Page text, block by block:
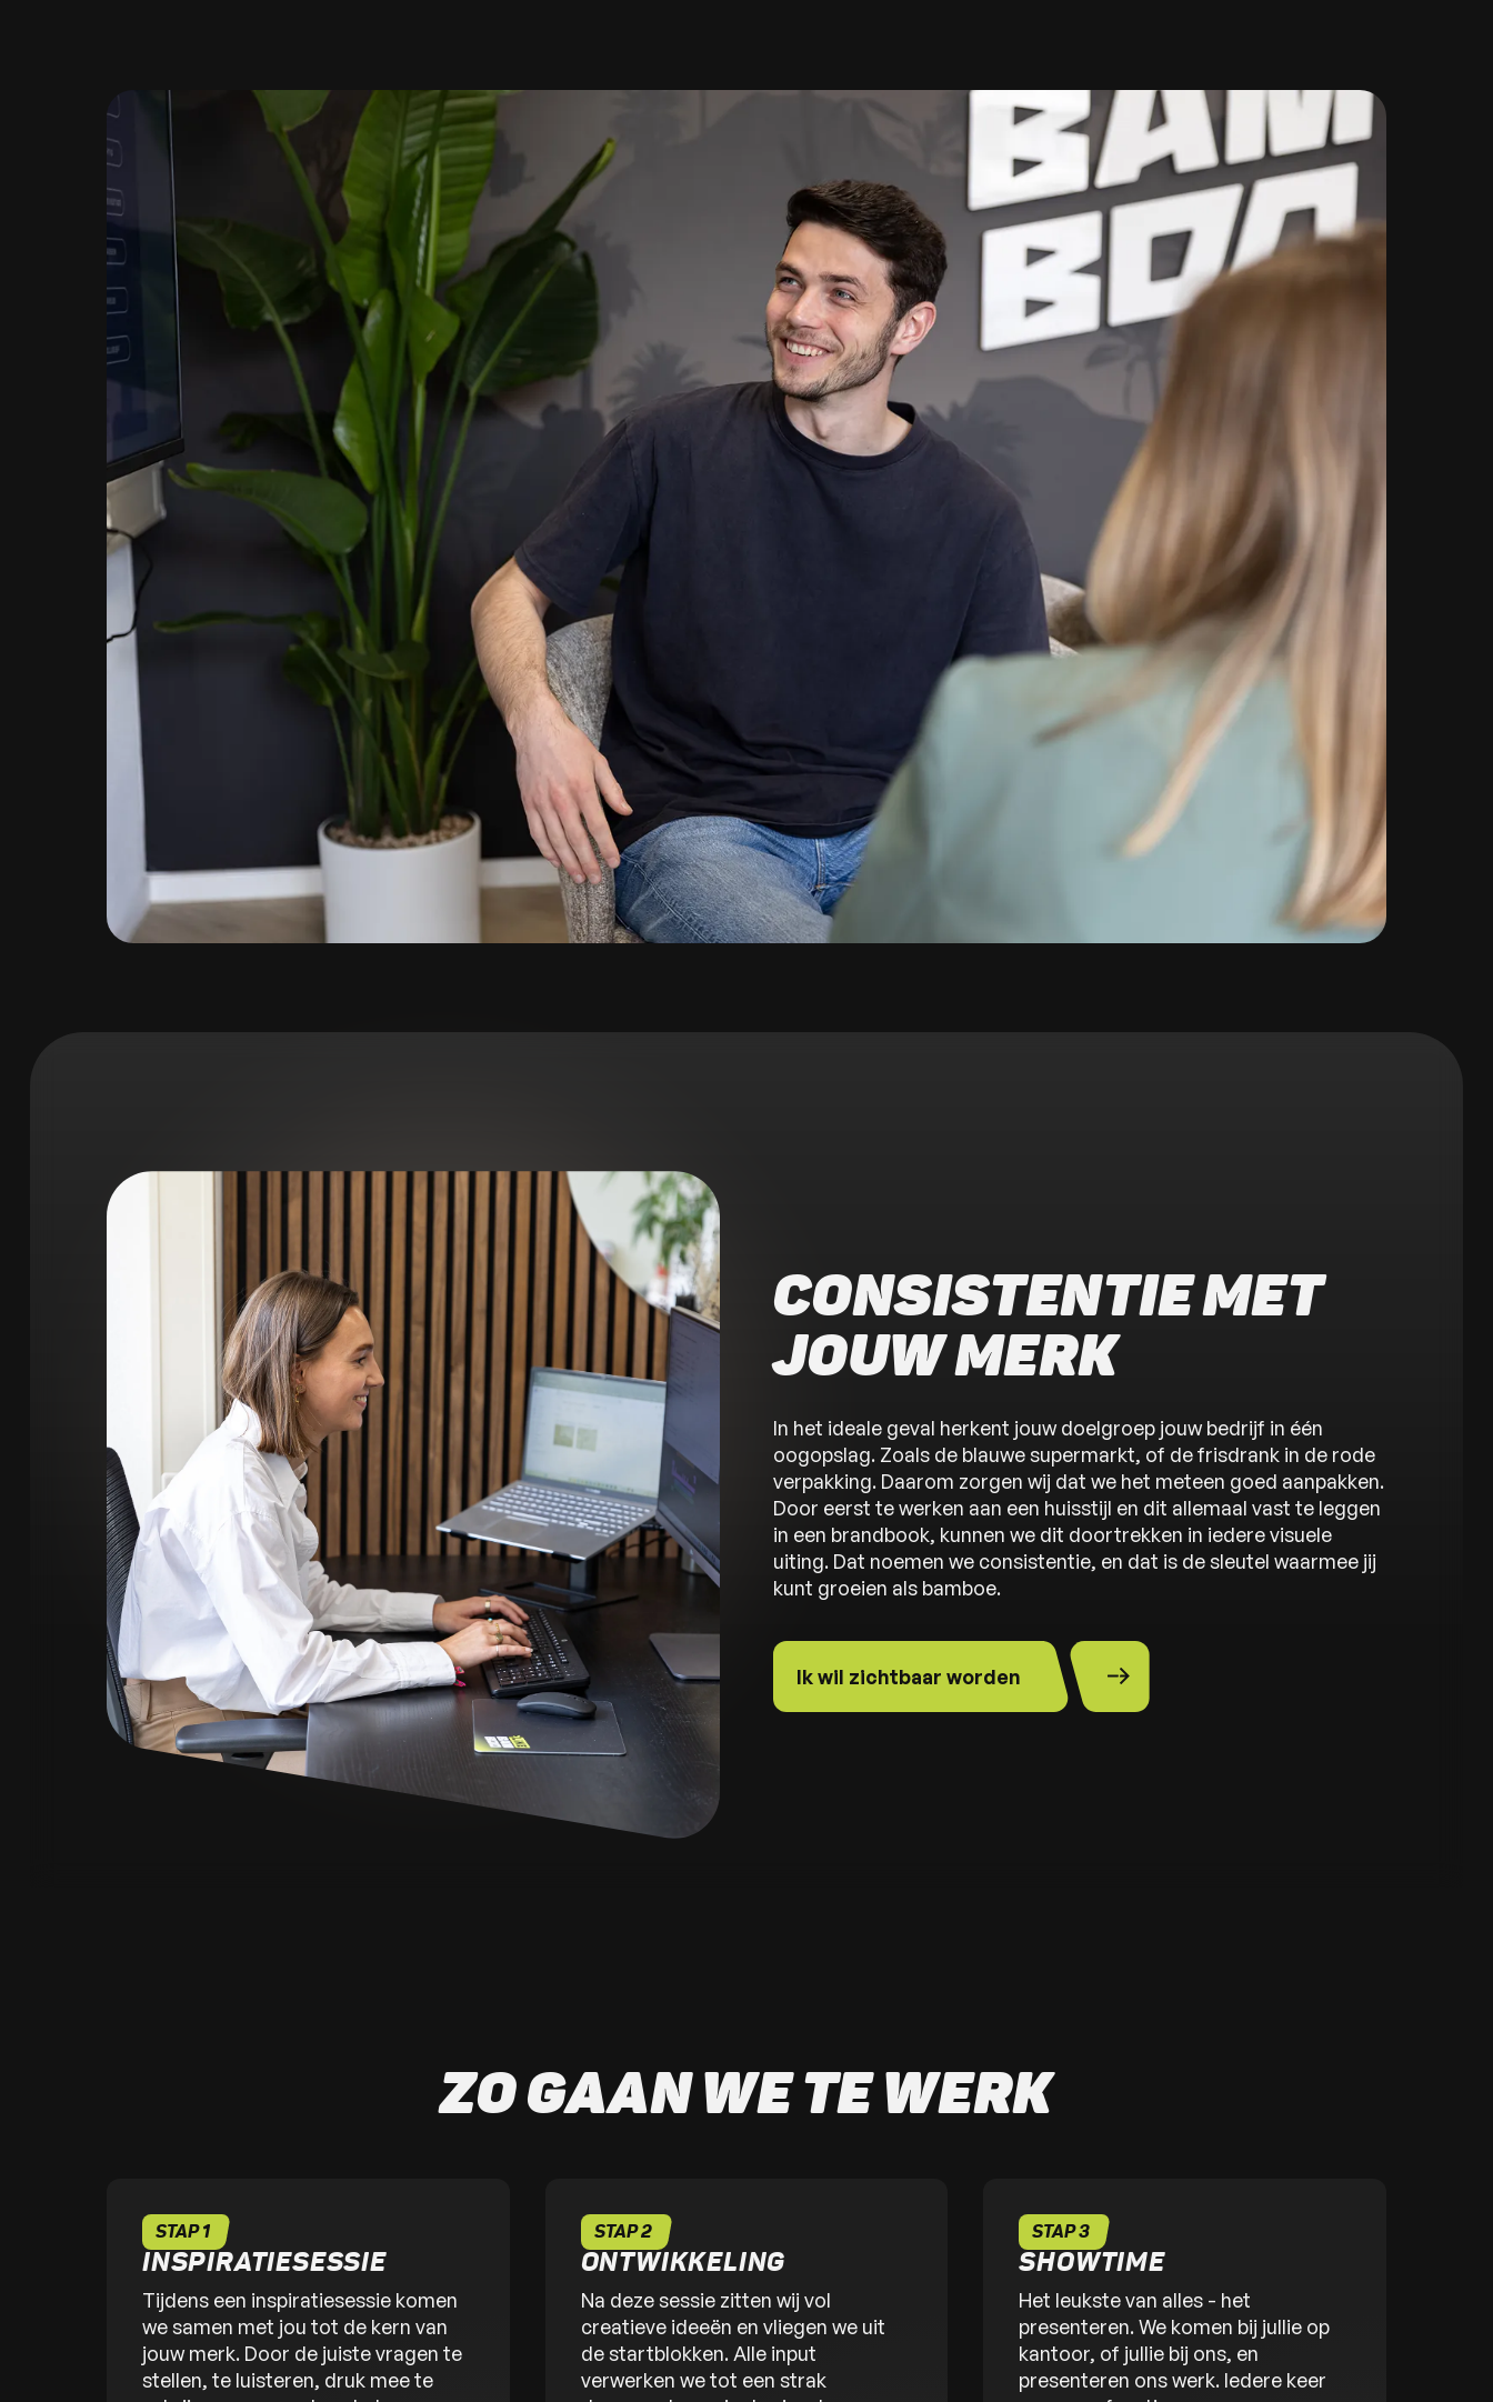
CONSISTENTIE MET
JOUW MERK
In het ideale geval herkent jouw doelgroep jouw bedrijf in één
oogopslag. Zoals de blauwe supermarkt, of de frisdrank in de rode
verpakking. Daarom zorgen wij dat we het meteen goed aanpakken.
Door eerst te werken aan een huisstijl en dit allemaal vast te leggen
in een brandbook, kunnen we dit doortrekken in iedere visuele
uiting. Dat noemen we consistentie, en dat is de sleutel waarmee jij
kunt groeien als bamboe.
Ik wil zichtbaar worden
ZO GAAN WE TE WERK
STAP 1
INSPIRATIESESSIE
Tijdens een inspiratiesessie komen
we samen met jou tot de kern van
jouw merk. Door de juiste vragen te
stellen, te luisteren, druk mee te
STAP 2
ONTWIKKELING
Na deze sessie zitten wij vol
creatieve ideeën en vliegen we uit
de startblokken. Alle input
verwerken we tot een strak
STAP 3
SHOWTIME
Het leukste van alles - het
presenteren. We komen bij jullie op
kantoor, of jullie bij ons, en
presenteren ons werk. Iedere keer